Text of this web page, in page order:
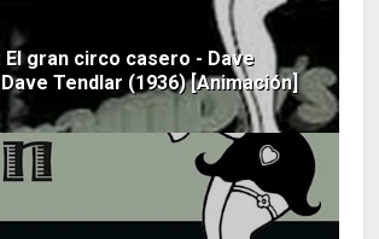
El gran circo casero - Dave
Tendlar (1936) [Animación]